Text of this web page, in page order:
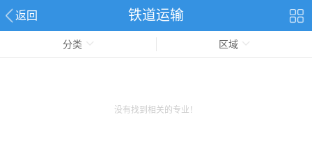
返回 铁道运输
分类 区域
没有找到相关的专业！